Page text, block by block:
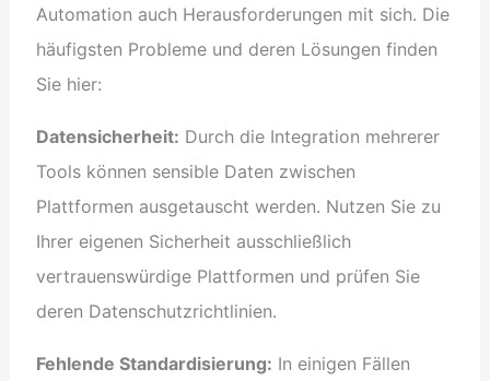
Automation auch Herausforderungen mit sich. Die
häufigsten Probleme und deren Lösungen finden
Sie hier:
Datensicherheit: Durch die Integration mehrerer
Tools können sensible Daten zwischen
Plattformen ausgetauscht werden. Nutzen Sie zu
Ihrer eigenen Sicherheit ausschließlich
vertrauenswürdige Plattformen und prüfen Sie
deren Datenschutzrichtlinien.
Fehlende Standardisierung: In einigen Fällen